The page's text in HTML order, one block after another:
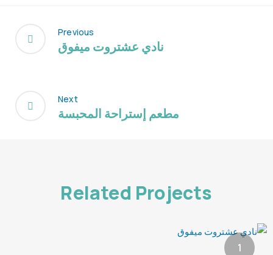
Previous
نادي عشتروت ميفوق
Next
مطعم إستراحة المحبسة
Related Projects
1